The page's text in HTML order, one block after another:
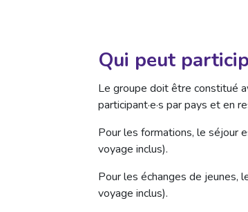
Qui peut
Le groupe doit être constitué
participant·e·s par pays et en
Pour les formations, le séjour
voyage inclus).
Pour les échanges de jeunes,
voyage inclus).